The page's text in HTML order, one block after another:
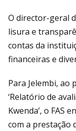
O director-geral
lisura e
contas da
financeiras e
Para Jelembi, ao
‘Relatório de
Kwenda’, o FAS
com a prestação